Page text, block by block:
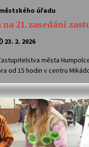
šedesátka: 28. 7.–1. 8. 2026
Letní koncerty ve
Jenakaši
Votavžatský ploty
23. 7. 2026
úřadu
na 21. zasedání
23. 2. 2026
města
od 15 hodin v centru